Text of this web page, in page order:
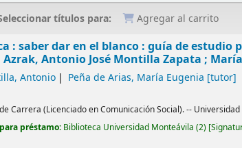
títulos para: Agregar al carrito
: saber dar en el blanco : guía de estudio
Azrak, Antonio José Montilla Zapata ;
Antonio Peña de Arias, María Eugenia [tutor]
Carrera (Licenciado en Comunicación Social). --
préstamo: Biblioteca Universidad Monteávila (2)